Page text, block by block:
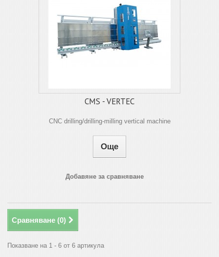
CMS - VERTEC
CNC drilling/drilling-milling vertical machine
Още
Добавяне за сравняване
Сравняване (0)
Показване на 1 - 6 от 6 артикула